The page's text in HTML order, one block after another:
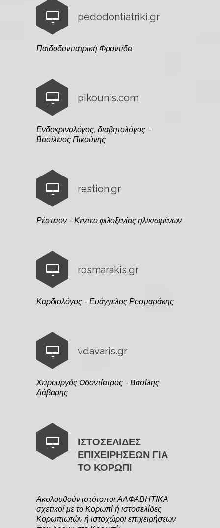
pedodontiatriki.gr
Παιδοδοντιατρική Φροντίδα
pikounis.com
Ενδοκρινολόγος, διαβητολόγος -
Βασίλειος Πικούνης
restion.gr
Ρέστειον - Κέντεο φιλοξενίας ηλικιωμένων
rosmarakis.gr
Καρδιολόγος - Ευάγγελος Ροσμαράκης
vdavaris.gr
Χειρουργός Οδοντίατρος - Βασίλης
Δάβαρης
ΙΣΤΟΣΕΛΙΔΕΣ
ΕΠΙΧΕΙΡΗΣΕΩΝ ΓΙΑ
ΤΟ ΚΟΡΩΠΙ
Ακολουθούν ιστότοποι ΑΛΦΑΒΗΤΙΚΑ
σχετικοί με το Κορωπί ή ιστοσελίδες
Κορωπιωτών ή ιστοχώροι επιχειρήσεων